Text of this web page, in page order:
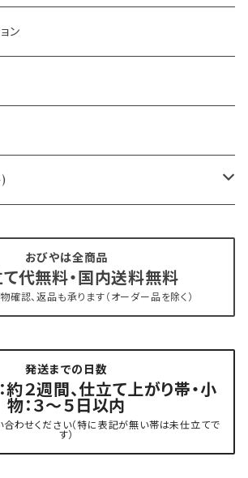
注
イクル帯 (メンテナンス済み)
・振袖用袋帯
ン
正織物
おびやは全商品
代無料・国内送料無料
確認、返品も承ります（オーダー品を除く）
発送までの日数
約２週間、仕立て上がり帯・小
物：３～５日以内
わせください（特に表記が無い帯は未仕立てで
す）